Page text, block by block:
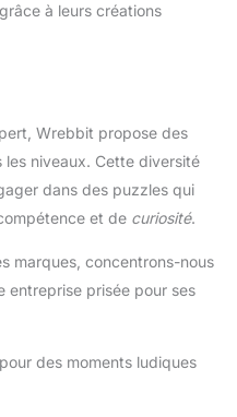
à leurs créations
Wrebbit propose des
les niveaux. Cette diversité
dans des puzzles qui
et de curiosité.
marques, concentrons-nous
entreprise prisée pour ses
des moments ludiques